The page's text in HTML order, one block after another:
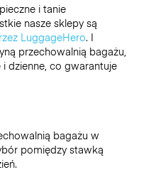
i tanie
nasze sklepy są
LuggageHero. I
przechowalnią bagażu,
dzienne, co gwarantuje
bagażu w
pomiędzy stawką